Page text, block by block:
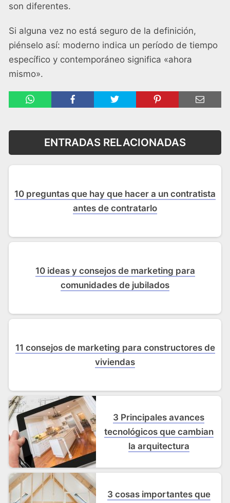
son diferentes.
Si alguna vez no está seguro de la definición,
piénselo así: moderno indica un período de tiempo
específico y contemporáneo significa «ahora
mismo».
ENTRADAS RELACIONADAS
10 preguntas que hay que hacer a un contratista
antes de contratarlo
10 ideas y consejos de marketing para
comunidades de jubilados
11 consejos de marketing para constructores de
viviendas
3 Principales avances
tecnológicos que cambian
la arquitectura
3 cosas importantes que